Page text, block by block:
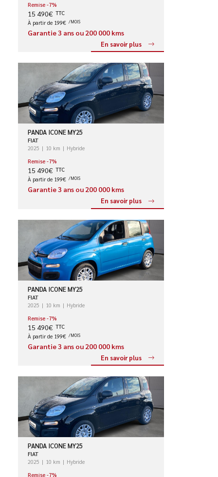
Remise -7%
15 490€ TTC
À partir de 199€ /MOIS
Garantie 3 ans ou 200 000 kms
En savoir plus
PANDA ICONE MY25
FIAT
2025 10 km
Hybride
Remise -7%
15 490€ TTC
À partir de 199€ /MOIS
Garantie 3 ans ou 200 000 kms
En savoir plus
PANDA ICONE MY25
FIAT
2025 10 km
Hybride
Remise -7%
15 490€ TTC
À partir de 199€ /MOIS
Garantie 3 ans ou 200 000 kms
En savoir plus
PANDA ICONE MY25
FIAT
2025 10 km
Hybride
Remise -7%